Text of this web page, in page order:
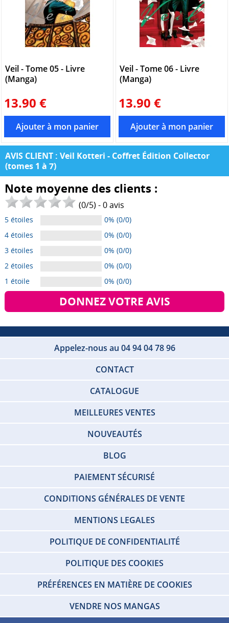
Veil - Tome 05 - Livre
(Manga)
13.90 €
Veil - Tome 06 - Livre
(Manga)
13.90 €
AVIS CLIENT : Veil Kotteri - Coffret Édition Collector
(tomes 1 à 7)
Note moyenne des clients :
(0/5) -0avis
5 étoiles
0% (0/0)
4 étoiles
0% (0/0)
3 étoiles
0% (0/0)
2 étoiles
0% (0/0)
1 étoile
0% (0/0)
DONNEZ VOTRE AVIS
Appelez-nous au 04 94 04 78 96
CONTACT
CATALOGUE
MEILLEURES VENTES
NOUVEAUTÉS
BLOG
PAIEMENT SÉCURISÉ
CONDITIONS GÉNÉRALES DE VENTE
MENTIONS LEGALES
POLITIQUE DE CONFIDENTIALITÉ
POLITIQUE DES COOKIES
PRÉFÉRENCES EN MATIÈRE DE COOKIES
VENDRE NOS MANGAS